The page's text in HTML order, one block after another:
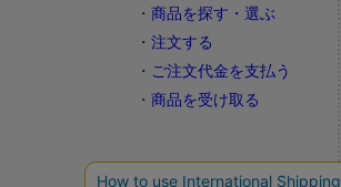
商品を探す・選ぶ
注文する
ご注文代金を支払う
商品を受け取る